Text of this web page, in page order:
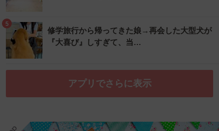
5
修学旅行から帰ってきた娘→再会した大型犬が
『大喜び』しすぎて、当…
アプリでさらに表示